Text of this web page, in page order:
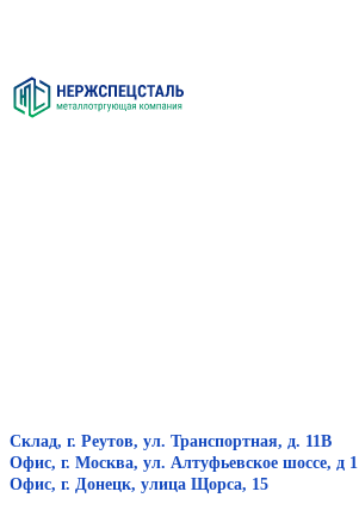
Склад, г. Реутов, ул. Транспортная, д. 11В
Офис, г. Москва, ул. Алтуфьевское шоссе, д 1
Офис, г. Донецк, улица Щорса, 15